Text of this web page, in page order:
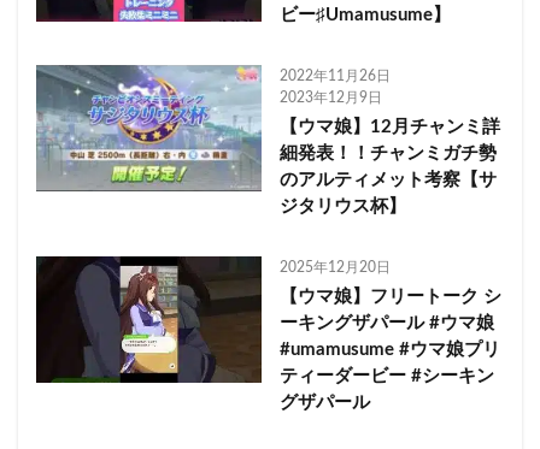
ビー♯Umamusume】
2022年11月26日
2023年12月9日
【ウマ娘】12月チャンミ詳
細発表！！チャンミガチ勢
のアルティメット考察【サ
ジタリウス杯】
2025年12月20日
【ウマ娘】フリートーク シ
ーキングザパール #ウマ娘
#umamusume #ウマ娘プリ
ティーダービー #シーキン
グザパール